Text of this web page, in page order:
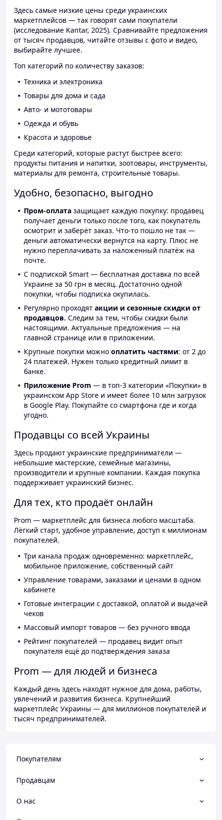
Здесь самые низкие цены среди украинских
маркетплейсов — так говорят сами покупатели
(исследование Kantar, 2025). Сравнивайте предложения
от тысяч продавцов, читайте отзывы с фото и видео,
выбирайте лучшее.
Топ категорий по количеству заказов:
Техника и электроника
Товары для дома и сада
Авто- и мототовары
Одежда и обувь
Красота и здоровье
Среди категорий, которые растут быстрее всего:
продукты питания и напитки, зоотовары, инструменты,
материалы для ремонта, строительные товары.
Удобно, безопасно, выгодно
Пром-оплата защищает каждую покупку: продавец
получает деньги только после того, как покупатель
осмотрит и заберёт заказ. Что-то пошло не так —
деньги автоматически вернутся на карту. Плюс не
нужно переплачивать за наложенный платёж на
почте.
С подпиской Smart — бесплатная доставка по всей
Украине за 50 грн в месяц. Достаточно одной
покупки, чтобы подписка окупилась.
Регулярно проходят акции и сезонные скидки от
продавцов. Следим за тем, чтобы скидки были
настоящими. Актуальные предложения — на
главной странице или в приложении.
Крупные покупки можно оплатить частями: от 2 до
24 платежей. Нужен только кредитный лимит в
банке.
Приложение Prom — в топ-3 категории «Покупки» в
украинском App Store и имеет более 10 млн загрузок
в Google Play. Покупайте со смартфона где и когда
угодно.
Продавцы со всей Украины
Здесь продают украинские предприниматели —
небольшие мастерские, семейные магазины,
производители и крупные компании. Каждая покупка
поддерживает украинский бизнес.
Для тех, кто продаёт онлайн
Prom — маркетплейс для бизнеса любого масштаба.
Лёгкий старт, удобное управление, доступ к миллионам
покупателей.
Три канала продаж одновременно: маркетплейс,
мобильное приложение, собственный сайт
Управление товарами, заказами и ценами в одном
кабинете
Готовые интеграции с доставкой, оплатой и выдачей
чеков
Массовый импорт товаров — без ручного ввода
Рейтинг покупателей — продавец видит опыт
покупателя ещё до подтверждения заказа
Prom — для людей и бизнеса
Каждый день здесь находят нужное для дома, работы,
увлечений и развития бизнеса. Крупнейший
маркетплейс Украины — для миллионов покупателей и
тысяч предпринимателей.
Покупателям
Продавцам
О нас